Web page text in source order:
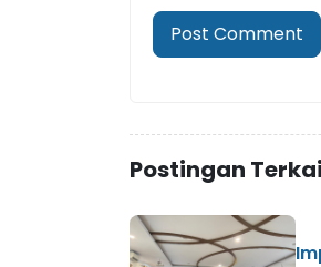
Postingan